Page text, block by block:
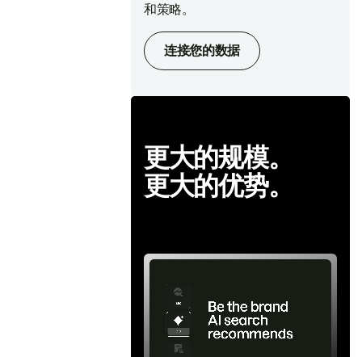
和策略。
连接您的数据
更大的规模。
更大的优势。